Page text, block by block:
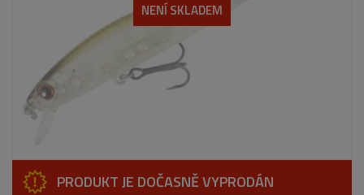
NENÍ SKLADEM
PRODUKT JE DOČASNĚ VYPRODÁN